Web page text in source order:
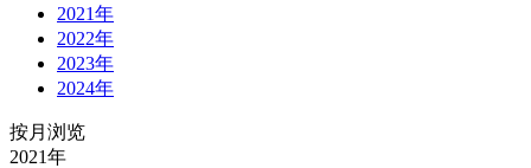
2021年
2022年
2023年
2024年
按月浏览
2021年